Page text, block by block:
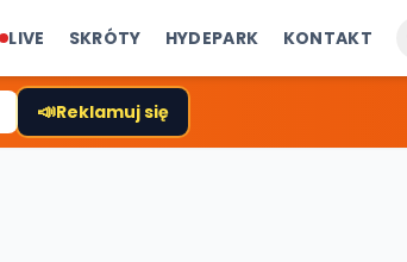
LIVE SKRÓTY HYDEPARK KONTAKT
📣Reklamuj się